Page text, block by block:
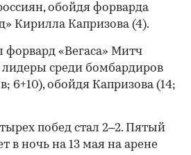
обойдя форварда
Кирилла Капризова (4).
форвард «Вегаса» Митч
среди бомбардиров
6+10), обойдя Капризова (14;
побед стал 2–2. Пятый
в ночь на 13 мая на арене